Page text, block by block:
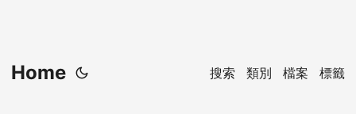
Home 搜索 類別 檔案 標籤